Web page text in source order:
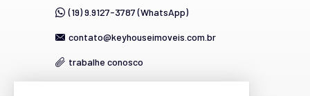
(19) 9.9127-3787 (WhatsApp)
contato@keyhouseimoveis.com.br
trabalhe conosco